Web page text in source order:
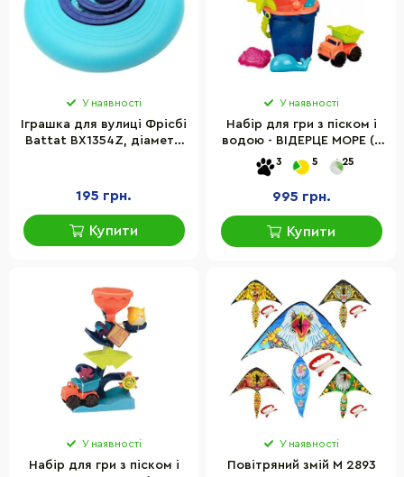
У наявності
Іграшка для вулиці Фрісбі
Battat BX1354Z, діаметр
195 грн.
Купити
У наявності
Набір для гри з піском і
водою - ВІДЕРЦЕ МОРЕ (9
предметів) BX1330Z
3 5 25
995 грн.
Купити
У наявності
Набір для гри з піском і
У наявності
Повітряний змій M 2893